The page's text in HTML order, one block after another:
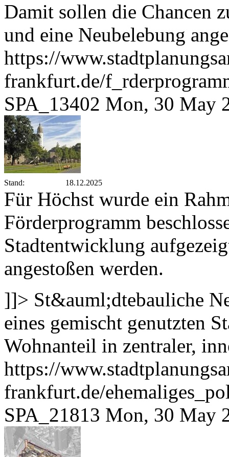
Damit sollen die Chancen
und eine Neubelebung
https://
frankfurt.de/
SPA_13402 Mon, 30 May
Stand: 18.12.2025
Für Höchst wurde ein
Förderprogramm
Stadtentwicklung
angestoßen werden.
]]> St&auml;dtebauliche
eines gemischt genutzten
Wohnanteil in zentraler,
https://
frankfurt.de/
SPA_21813 Mon, 30 May